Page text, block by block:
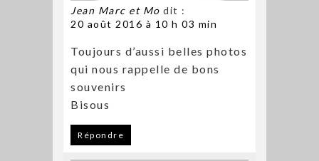
Jean Marc et Mo dit :
20 août 2016 à 10 h 03 min
Toujours d’aussi belles photos
qui nous rappelle de bons
souvenirs
Bisous
Répondre